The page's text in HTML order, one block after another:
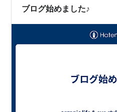
はさらなる飛躍をして、 大信
ブログ始めました♪